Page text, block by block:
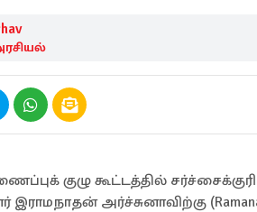
குழு கூட்டத்தில்
இராமநாதன் அர்ச்சுனாவிற்கு